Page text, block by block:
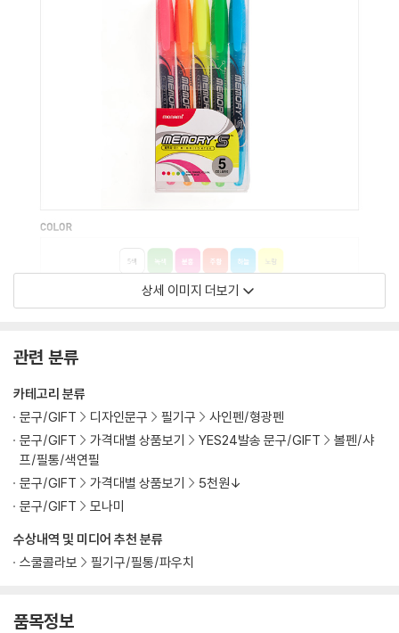
상세 이미지 더보기
관련 분류
수상내역 및 미디어 추천 분류
스쿨콜라보
필기구/필통/파우치
카테고리 분류
문구/GIFT
디자인문구 필기구
사인펜/형광펜
문구/GIFT
가격대별 상품보기 YES24발송 문구/GIFT
볼펜/샤
프/필통/색연필
문구/GIFT
가격대별 상품보기
5천원↓
문구/GIFT
모나미
품목정보